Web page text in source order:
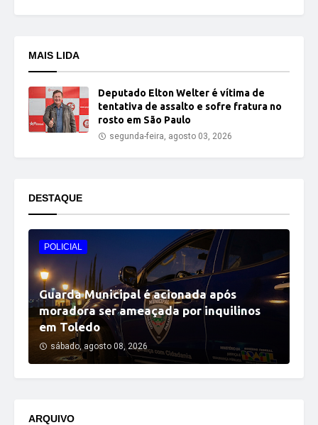
MAIS LIDA
Deputado Elton Welter é vítima de
tentativa de assalto e sofre fratura no
rosto em São Paulo
segunda-feira, agosto 03, 2026
DESTAQUE
POLICIAL
Guarda Municipal é acionada após
moradora ser ameaçada por inquilinos
em Toledo
sábado, agosto 08, 2026
ARQUIVO